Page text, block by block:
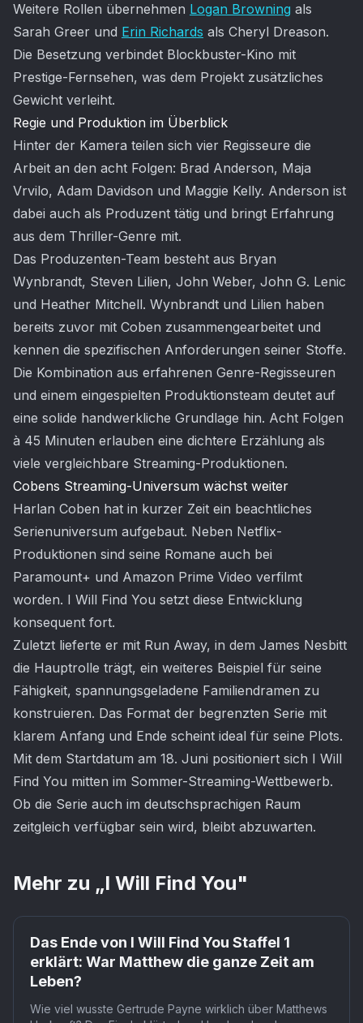
Weitere Rollen übernehmen Logan Browning als
Sarah Greer und Erin Richards als Cheryl Dreason.
Die Besetzung verbindet Blockbuster-Kino mit
Prestige-Fernsehen, was dem Projekt zusätzliches
Gewicht verleiht.
Regie und Produktion im Überblick
Hinter der Kamera teilen sich vier Regisseure die
Arbeit an den acht Folgen: Brad Anderson, Maja
Vrvilo, Adam Davidson und Maggie Kelly. Anderson ist
dabei auch als Produzent tätig und bringt Erfahrung
aus dem Thriller-Genre mit.
Das Produzenten-Team besteht aus Bryan
Wynbrandt, Steven Lilien, John Weber, John G. Lenic
und Heather Mitchell. Wynbrandt und Lilien haben
bereits zuvor mit Coben zusammengearbeitet und
kennen die spezifischen Anforderungen seiner Stoffe.
Die Kombination aus erfahrenen Genre-Regisseuren
und einem eingespielten Produktionsteam deutet auf
eine solide handwerkliche Grundlage hin. Acht Folgen
à 45 Minuten erlauben eine dichtere Erzählung als
viele vergleichbare Streaming-Produktionen.
Cobens Streaming-Universum wächst weiter
Harlan Coben hat in kurzer Zeit ein beachtliches
Serienuniversum aufgebaut. Neben Netflix-
Produktionen sind seine Romane auch bei
Paramount+ und Amazon Prime Video verfilmt
worden. I Will Find You setzt diese Entwicklung
konsequent fort.
Zuletzt lieferte er mit Run Away, in dem James Nesbitt
die Hauptrolle trägt, ein weiteres Beispiel für seine
Fähigkeit, spannungsgeladene Familiendramen zu
konstruieren. Das Format der begrenzten Serie mit
klarem Anfang und Ende scheint ideal für seine Plots.
Mit dem Startdatum am 18. Juni positioniert sich I Will
Find You mitten im Sommer-Streaming-Wettbewerb.
Ob die Serie auch im deutschsprachigen Raum
zeitgleich verfügbar sein wird, bleibt abzuwarten.
Mehr zu „I Will Find You"
Das Ende von I Will Find You Staffel 1
erklärt: War Matthew die ganze Zeit am
Leben?
Wie viel wusste Gertrude Payne wirklich über Matthews